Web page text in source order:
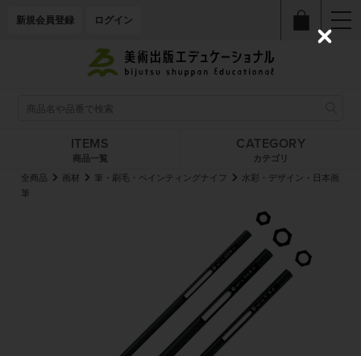
新規会員登録 ログイン
ITEMS
商品一覧
CATEGORY
カテゴリ
全商品
画材 筆・刷毛・ペインティングナイフ
水彩・デザイン・日本画
筆
C